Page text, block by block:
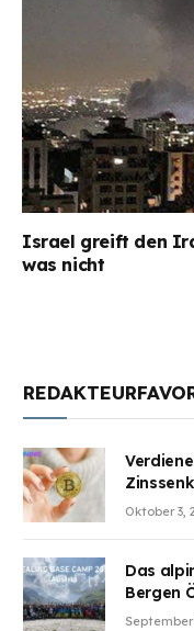
Israel greift den
was nicht
Oktober 3,
Das
Bergen
Wunden
September